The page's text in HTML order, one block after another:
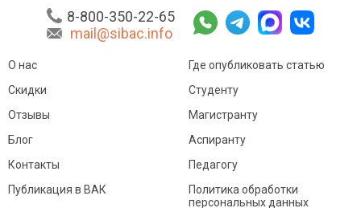
8-800-350-22-65
mail@sibac.info
О нас
Скидки
Отзывы
Блог
Контакты
Где опубликовать статью
Студенту
Магистранту
Аспиранту
Педагогу
Публикация в ВАК
Политика обработки
персональных данных